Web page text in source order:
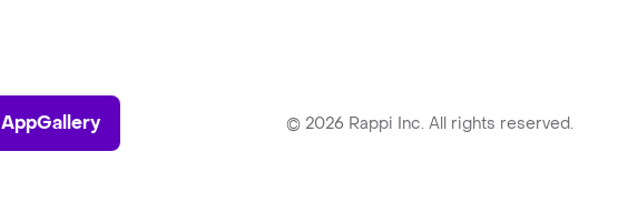
AppGallery
AppGallery © 2026 Rappi Inc. All rights reserved.